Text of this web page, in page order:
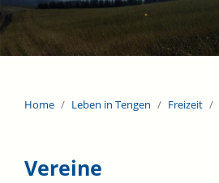
Home Leben in Tengen Freizeit
Vereine